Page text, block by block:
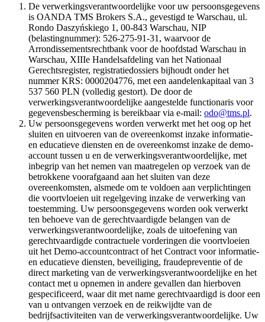
De verwerkingsverantwoordelijke voor uw persoonsgegevens
is OANDA TMS Brokers S.A., gevestigd te Warschau, ul.
Rondo Daszyńskiego 1, 00-843 Warschau, NIP
(belastingnummer): 526-275-91-31, waarvoor de
Arrondissementsrechtbank voor de hoofdstad Warschau in
Warschau, XIIIe Handelsafdeling van het Nationaal
Gerechtsregister, registratiedossiers bijhoudt onder het
nummer KRS: 0000204776, met een aandelenkapitaal van 3
537 560 PLN (volledig gestort). De door de
verwerkingsverantwoordelijke aangestelde functionaris voor
gegevensbescherming is bereikbaar via e-mail: odo@tms.pl.
Uw persoonsgegevens worden verwerkt met het oog op het
sluiten en uitvoeren van de overeenkomst inzake informatie-
en educatieve diensten en de overeenkomst inzake de demo-
account tussen u en de verwerkingsverantwoordelijke, met
inbegrip van het nemen van maatregelen op verzoek van de
betrokkene voorafgaand aan het sluiten van deze
overeenkomsten, alsmede om te voldoen aan verplichtingen
die voortvloeien uit regelgeving inzake de verwerking van
toestemming. Uw persoonsgegevens worden ook verwerkt
ten behoeve van de gerechtvaardigde belangen van de
verwerkingsverantwoordelijke, zoals de uitoefening van
gerechtvaardigde contractuele vorderingen die voortvloeien
uit het Demo-accountcontract of het Contract voor informatie-
en educatieve diensten, beveiliging, fraudepreventie of de
direct marketing van de verwerkingsverantwoordelijke en het
contact met u opnemen in andere gevallen dan hierboven
gespecificeerd, waar dit met name gerechtvaardigd is door een
van u ontvangen verzoek en de reikwijdte van de
bedrijfsactiviteiten van de verwerkingsverantwoordelijke. Uw